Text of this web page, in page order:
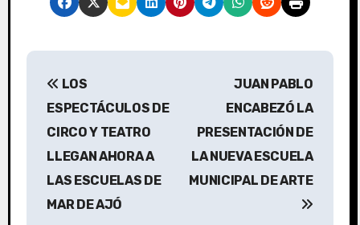
N
LOS
ESPECTÁCULOS DE
CIRCO Y TEATRO
LLEGAN AHORA A
LAS ESCUELAS DE
MAR DE AJÓ
JUAN PABLO
ENCABEZÓ LA
PRESENTACIÓN DE
LA NUEVA ESCUELA
MUNICIPAL DE ARTE